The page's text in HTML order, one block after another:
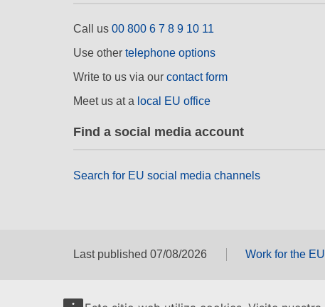
Call us 00 800 6 7 8 9 10 11
Use other telephone options
Write to us via our contact form
Meet us at a local EU office
Find a social media account
Search for EU social media channels
Last published 07/08/2026 Work for the EU